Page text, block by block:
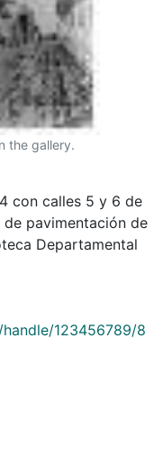
the gallery.
con calles 5 y 6 de
de pavimentación de
Departamental
123456789/8